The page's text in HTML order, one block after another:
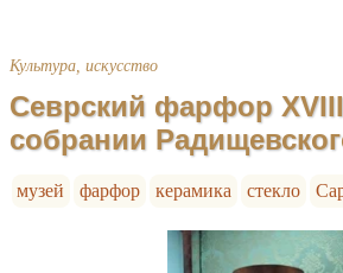
Культура, искусство
Севрский фарфор
собрании
музей фарфор керамика стекло